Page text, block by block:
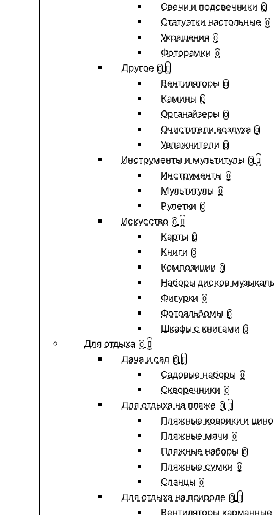
Свечи и подсвечники 0
Статуэтки настольные 0
Украшения 0
Фоторамки 0
Другое 0
Вентиляторы 0
Камины 0
Органайзеры 0
Очистители воздуха 0
Увлажнители 0
Инструменты и мультитулы 0
Инструменты 0
Мультитулы 0
Рулетки 0
Искусство 0
Карты 0
Книги 0
Композиции 0
Наборы дисков
Фигурки 0
Фотоальбомы 0
Шкафы с книгами 0
Для отдыха 0
Дача и сад 0
Садовые наборы 0
Скворечники 0
Для отдыха на пляже 0
Пляжные коврики и
Пляжные мячи 0
Пляжные наборы 0
Пляжные сумки 0
Сланцы 0
Для отдыха на природе 0
Вентиляторы карманные